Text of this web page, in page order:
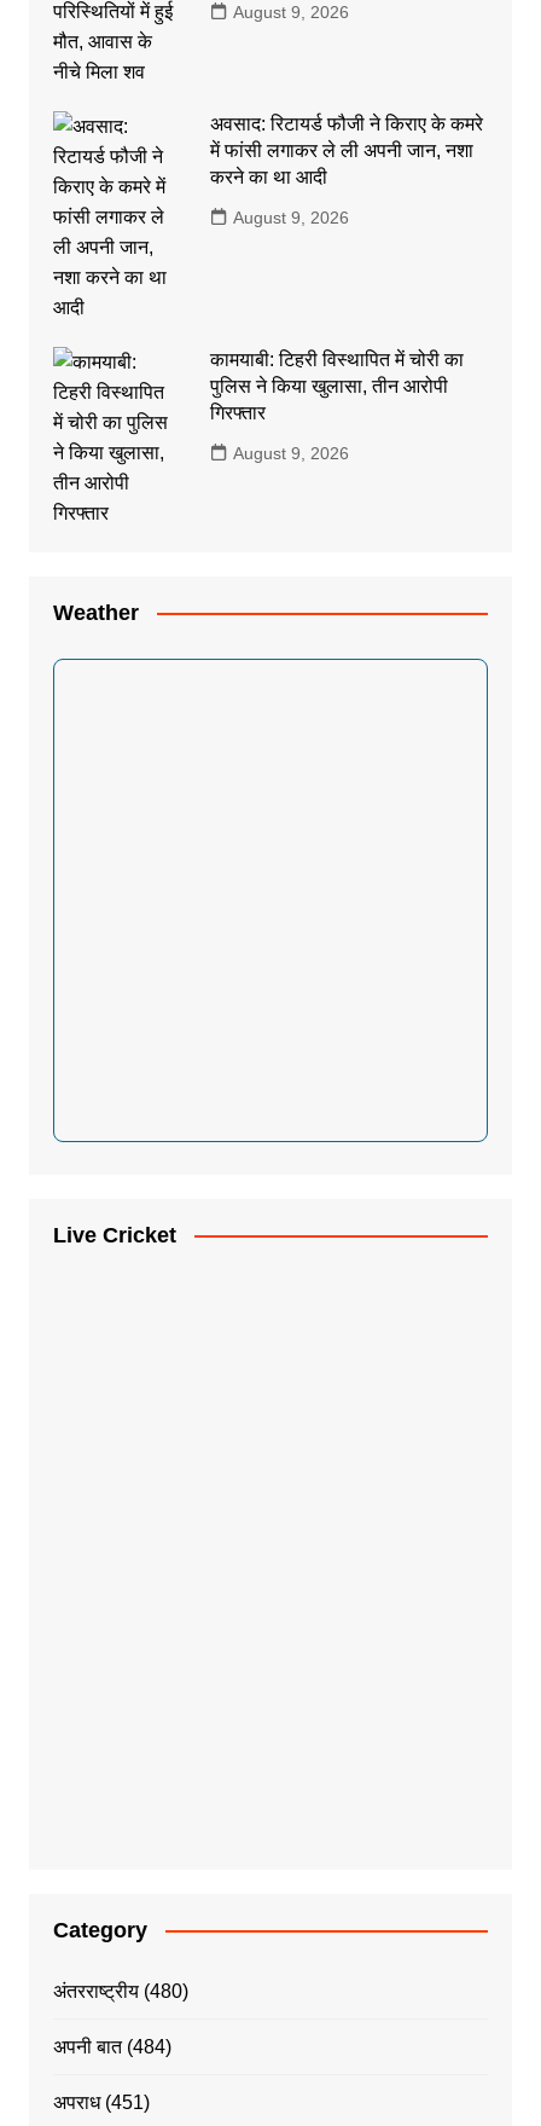
August 9, 2026
अवसाद: रिटायर्ड फौजी ने किराए के कमरे
में फांसी लगाकर ले ली अपनी जान, नशा
करने का था आदी
August 9, 2026
कामयाबी: टिहरी विस्थापित में चोरी का
पुलिस ने किया खुलासा, तीन आरोपी
गिरफ्तार
August 9, 2026
Weather
Live Cricket
Category
अंतरराष्ट्रीय(480)
अपनी बात(484)
अपराध(451)